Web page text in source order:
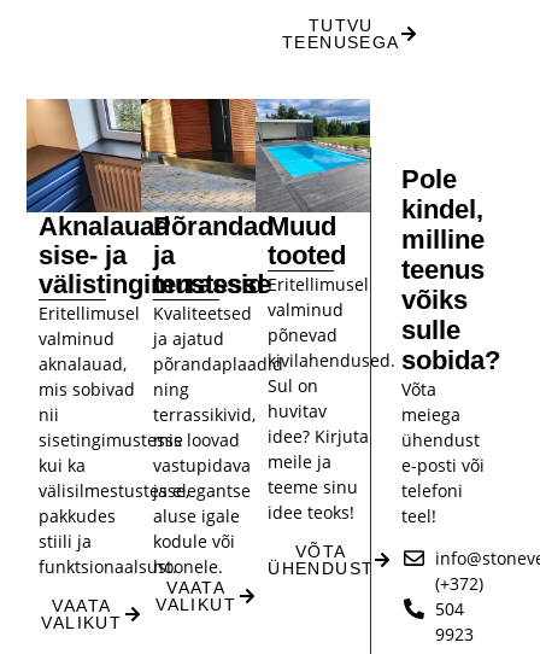
TUTVU
TEENUSEGA
Aknalauad
sise- ja
välistingimustesse
Eritellimusel
valminud
aknalauad,
mis sobivad
nii
sisetingimustesse
kui ka
välisilmestustesse,
pakkudes
stiili ja
funktsionaalsust.
VAATA
VALIKUT
Põrandad
ja
terrassid
Kvaliteetsed
ja ajatud
põrandaplaadid
ning
terrassikivid,
mis loovad
vastupidava
ja elegantse
aluse igale
kodule või
hoonele.
VAATA
VALIKUT
Muud
tooted
Eritellimusel
valminud
põnevad
kivilahendused.
Sul on
huvitav
idee? Kirjuta
meile ja
teeme sinu
idee teoks!
VÕTA
ÜHENDUST
Pole
kindel,
milline
teenus
võiks
sulle
sobida?
Võta
meiega
ühendust
e-posti või
telefoni
teel!
(+372)
504
9923